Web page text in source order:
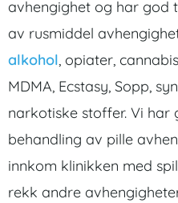
avhengighet og har god
av rusmiddel
alkohol, opiater,
MDMA, Ecstasy, Sopp,
narkotiske stoffer. Vi har
behandling av pille
innkom klinikken med
rekk andre